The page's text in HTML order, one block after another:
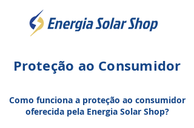
Proteção ao Consumidor
Como funciona a proteção ao consumidor
oferecida pela Energia Solar Shop?